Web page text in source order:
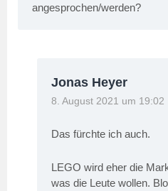
angesprochen/werden?
Jonas Heyer
8. August 2021 um 19:02
Das fürchte ich auch.
LEGO wird eher die
was die Leute wollen.